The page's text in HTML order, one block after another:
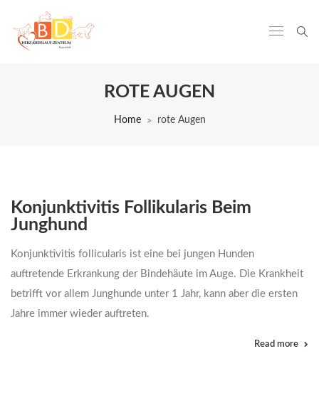
ROTE AUGEN
Home rote Augen
Konjunktivitis Follikularis Beim
Junghund
Konjunktivitis follicularis ist eine bei jungen Hunden
auftretende Erkrankung der Bindehäute im Auge. Die Krankheit
betrifft vor allem Junghunde unter 1 Jahr, kann aber die ersten
Jahre immer wieder auftreten.
Read more